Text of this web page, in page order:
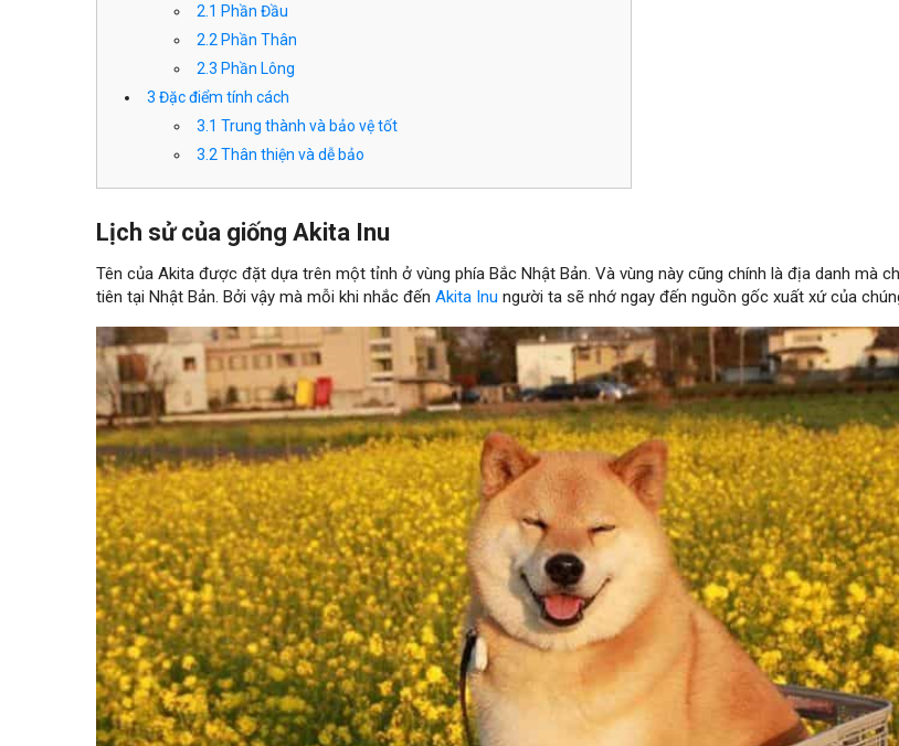
2.1 Phần Đầu
2.2 Phần Thân
2.3 Phần Lông
3 Đặc điểm tính cách
3.1 Trung thành và bảo vệ tốt
3.2 Thân thiện và dễ bảo
Lịch sử của giống Akita Inu
Tên của Akita được đặt dựa trên một tỉnh ở vùng phía Bắc Nhật Bản. Và vùng này cũng chính là địa danh mà
tiên tại Nhật Bản. Bởi vậy mà mỗi khi nhắc đến Akita Inu người ta sẽ nhớ ngay đến nguồn gốc xuất xứ của